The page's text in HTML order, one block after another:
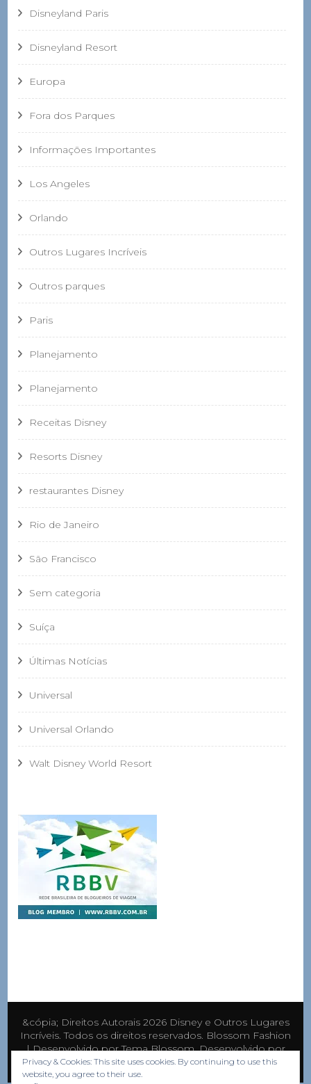
Disneyland Paris
Disneyland Resort
Europa
Fora dos Parques
Informações Importantes
Los Angeles
Orlando
Outros Lugares Incríveis
Outros parques
Paris
Planejamento
Planejamento
Receitas Disney
Resorts Disney
restaurantes Disney
Rio de Janeiro
São Francisco
Sem categoria
Suíça
Últimas Notícias
Universal
Universal Orlando
Walt Disney World Resort
&cópia; Direitos Autorais 2026 Disney e Outros Lugares
Incríveis. Todos os direitos reservados. Blossom Fashion
| Desenvolvido porTema Blossom. Desenvolvido por
WordPress.
Privacy & Cookies: This site uses cookies. By continuing to use this
website, you agree to their use.